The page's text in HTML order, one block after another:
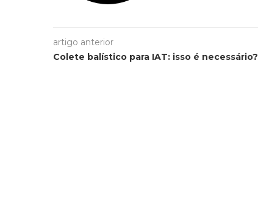
artigo anterior
Colete balístico para IAT: isso é necessário?